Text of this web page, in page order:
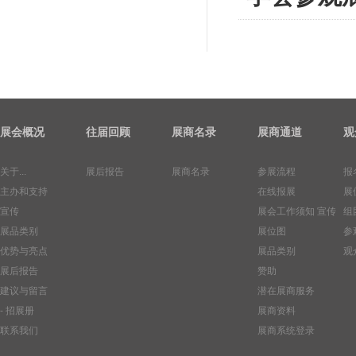
展会概况
关于...
主办和支持
宣传
展品类别
优势与亮点
展后报告
建议与留言
- 招展册
联系我们
往届回顾
展后报告
展商名录
展商名录
展商通道
参展流程
在线报展
展会工作须知 宣传
展位图
展品类别
赞助
潜在展商服务
展商资料
展商系统登录
报
展
组
参
观